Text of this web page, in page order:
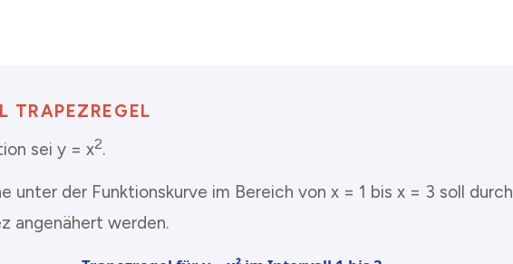
TRAPEZREGEL
sei y = x2.
unter der Funktionskurve im Bereich von x = 1 bis x = 3 soll durch
angenähert werden.